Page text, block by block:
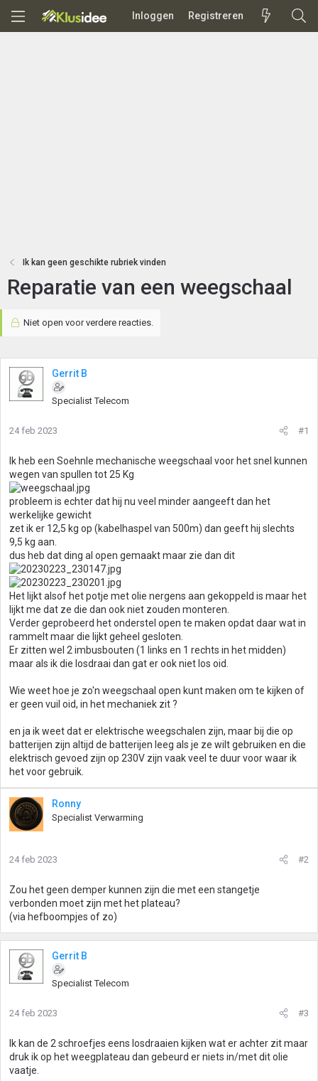
Inloggen Registreren
Ik kan geen geschikte rubriek vinden
Reparatie van een weegschaal
Niet open voor verdere reacties.
Gerrit B
Specialist Telecom
24 feb 2023 #1
Ik heb een Soehnle mechanische weegschaal voor het snel kunnen
wegen van spullen tot 25 Kg
probleem is echter dat hij nu veel minder aangeeft dan het
werkelijke gewicht
zet ik er 12,5 kg op (kabelhaspel van 500m) dan geeft hij slechts
9,5 kg aan.
dus heb dat ding al open gemaakt maar zie dan dit
Het lijkt alsof het potje met olie nergens aan gekoppeld is maar het
lijkt me dat ze die dan ook niet zouden monteren.
Verder geprobeerd het onderstel open te maken opdat daar wat in
rammelt maar die lijkt geheel gesloten.
Er zitten wel 2 imbusbouten (1 links en 1 rechts in het midden)
maar als ik die losdraai dan gat er ook niet los oid.
Wie weet hoe je zo'n weegschaal open kunt maken om te kijken of
er geen vuil oid, in het mechaniek zit ?
en ja ik weet dat er elektrische weegschalen zijn, maar bij die op
batterijen zijn altijd de batterijen leeg als je ze wilt gebruiken en die
elektrisch gevoed zijn op 230V zijn vaak veel te duur voor waar ik
het voor gebruik.
Ronny
Specialist Verwarming
24 feb 2023 #2
Zou het geen demper kunnen zijn die met een stangetje
verbonden moet zijn met het plateau?
(via hefboompjes of zo)
Gerrit B
Specialist Telecom
24 feb 2023 #3
Ik kan de 2 schroefjes eens losdraaien kijken wat er achter zit maar
druk ik op het weegplateau dan gebeurd er niets in/met dit olie
vaatje.